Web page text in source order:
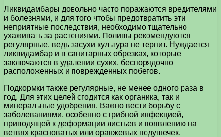
Ликвидамбары довольно часто поражаются вредителями
и болезнями, и для того чтобы предотвратить эти
неприятные последствия, необходимо тщательно
ухаживать за растениями. Поливы рекомендуются
регулярные, ведь засухи культура не терпит. Нуждается
ликвидамбар и в санитарных обрезках, которые
заключаются в удалении сухих, беспорядочно
расположенных и поврежденных побегов.
Подкормки также регулярные, не менее одного раза в
год. Для этих целей сгодится как органика, так и
минеральные удобрения. Важно вести борьбу с
заболеваниями, особенно с грибной инфекцией,
приводящей к деформации листьев и появлению на
ветвях красноватых или оранжевых подушечек.